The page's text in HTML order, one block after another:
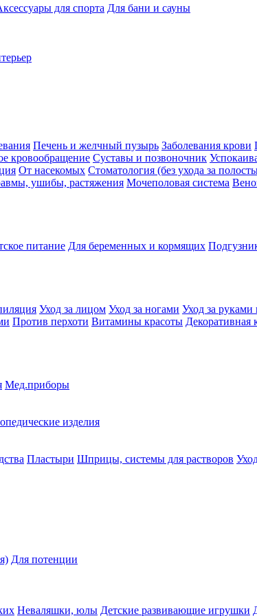
для спорта Для бани и сауны
Печень и желчный пузырь Заболевания крови
кровообращение Суставы и позвоночник
От насекомых Стоматология (без ухода за
ушибы, растяжения Мочеполовая система
питание Для беременных и кормящих
Уход за лицом Уход за ногами Уход за руками
Против перхоти Витамины красоты Декоративная
Мед.приборы
изделия
Пластыри Шприцы, системы для растворов
Для потенции
Неваляшки, юлы Детские развивающие игрушки